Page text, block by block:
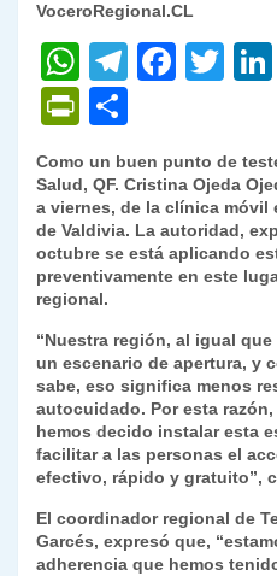
VoceroRegional.CL
W
h
at
s
A
p
p
T
gr
a
m
F
e
b
o
o
k
T
er
P
nt
Fr
ie
n
dl
y
m
p
ar
Como un buen punto de
Salud, QF. Cristina Ojeda
a viernes, de la clínica móvil
de Valdivia. La autoridad,
octubre se está aplicando
preventivamente en este
regional.
“Nuestra región, al igual
un escenario de apertura, y
sabe, eso significa menos
autocuidado. Por esta
hemos decido instalar esta
facilitar a las personas el
efectivo, rápido y gratuito”,
El coordinador regional de
Garcés, expresó que,
adherencia que hemos